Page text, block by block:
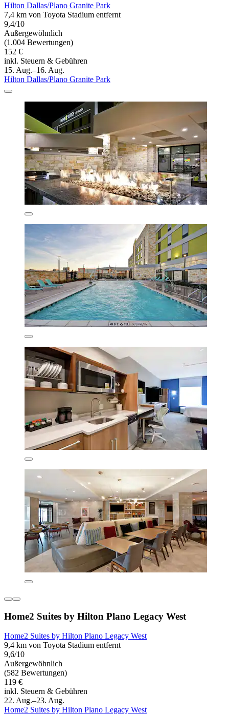
Hilton Dallas/Plano Granite Park
7,4 km von Toyota Stadium entfernt
9,4/10
Außergewöhnlich
(1.004 Bewertungen)
152 €
inkl. Steuern & Gebühren
15. Aug.–16. Aug.
Hilton Dallas/Plano Granite Park
Home2 Suites by Hilton Plano Legacy West
Home2 Suites by Hilton Plano Legacy West
9,4 km von Toyota Stadium entfernt
9,6/10
Außergewöhnlich
(582 Bewertungen)
119 €
inkl. Steuern & Gebühren
22. Aug.–23. Aug.
Home2 Suites by Hilton Plano Legacy West